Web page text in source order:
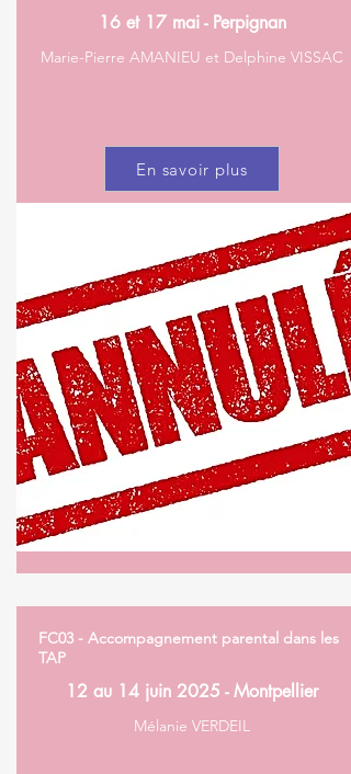
16 et 17 mai - Perpignan
Marie-Pierre AMANIEU et Delphine VISSAC
En savoir plus
FC03 - Accompagnement parental dans les
TAP
12 au 14 juin 2025 - Montpellier
Mélanie VERDEIL